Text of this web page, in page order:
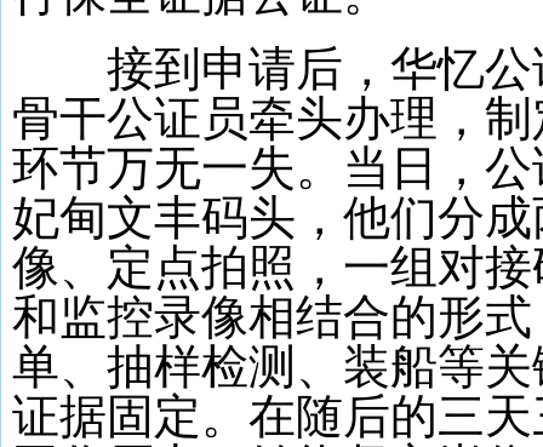
接到申请后，华忆公
骨干公证员牵头办理，
环节万无一失。当日，
妃甸文丰码头，他们分
像、定点拍照，一组对
和监控录像相结合的形
单、抽样检测、装船等
证据固定。在随后的三